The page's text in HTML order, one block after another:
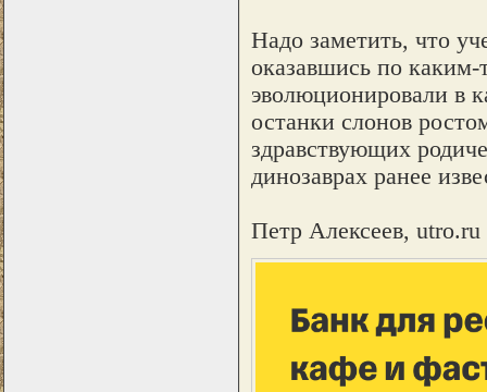
Надо заметить, что
оказавшись по
эволюционировали в
останки слонов
здравствующих
динозаврах ранее
Петр Алексеев, utro.ru